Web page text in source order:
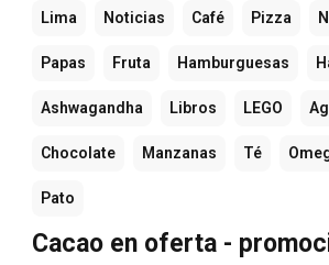
Lima Noticias Café Pizza
Papas Fruta Hamburguesas
Ashwagandha Libros LEGO
Chocolate Manzanas Té
Pato
Cacao en oferta -